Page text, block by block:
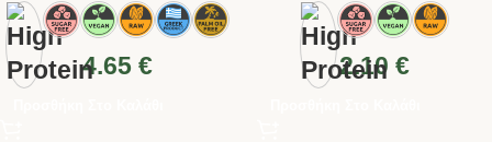
4.65 € 2.10 €